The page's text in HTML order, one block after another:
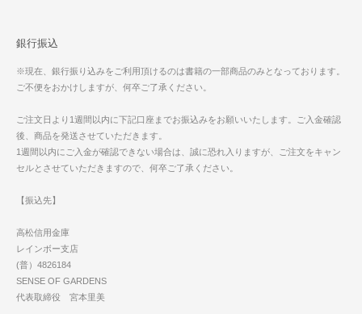
銀行振込
※現在、銀行振り込みをご利用頂けるのは書籍の一部商品のみとなっております。
ご不便をおかけしますが、何卒ご了承ください。
ご注文日より1週間以内に下記口座までお振込みをお願いいたします。ご入金確認
後、商品を発送させていただきます。
1週間以内にご入金が確認できない場合は、誠に恐れ入りますが、ご注文をキャン
セルとさせていただきますので、何卒ご了承ください。
【振込先】
高松信用金庫
レインボー支店
(普）4826184
SENSE OF GARDENS
代表取締役 宮本里美